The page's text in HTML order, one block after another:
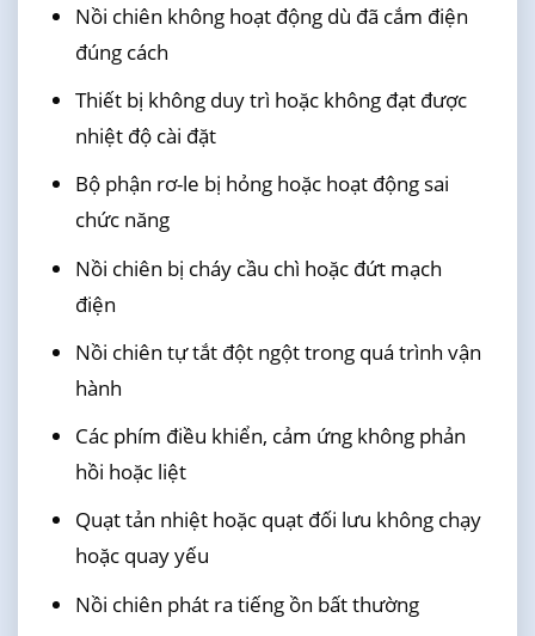
Nồi chiên không hoạt động dù đã cắm điện
đúng cách
Thiết bị không duy trì hoặc không đạt được
nhiệt độ cài đặt
Bộ phận rơ-le bị hỏng hoặc hoạt động sai
chức năng
Nồi chiên bị cháy cầu chì hoặc đứt mạch
điện
Nồi chiên tự tắt đột ngột trong quá trình vận
hành
Các phím điều khiển, cảm ứng không phản
hồi hoặc liệt
Quạt tản nhiệt hoặc quạt đối lưu không chạy
hoặc quay yếu
Nồi chiên phát ra tiếng ồn bất thường